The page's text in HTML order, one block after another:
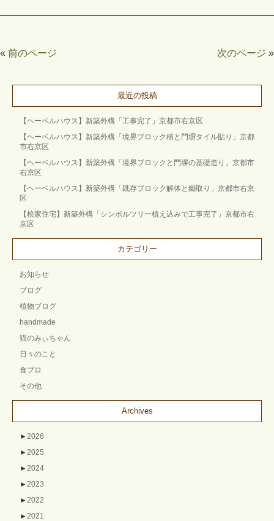
« 前のページ 次のページ »
最近の投稿
【ヘーベルハウス】新築外構「工事完了」京都市右京区
【ヘーベルハウス】新築外構「境界ブロック積と門塀タイル貼り」京都
市右京区
【ヘーベルハウス】新築外構「境界ブロックと門塀の基礎造り」京都市
右京区
【ヘーベルハウス】新築外構「既存ブロック解体と鋤取り」京都市右京
区
【桧家住宅】新築外構「シンボルツリー植え込みで工事完了」京都市右
京区
カテゴリー
お知らせ
ブログ
植物ブログ
handmade
猫のみぃちゃん
日々のこと
食ブロ
その他
Archives
►2026
►2025
►2024
►2023
►2022
►2021